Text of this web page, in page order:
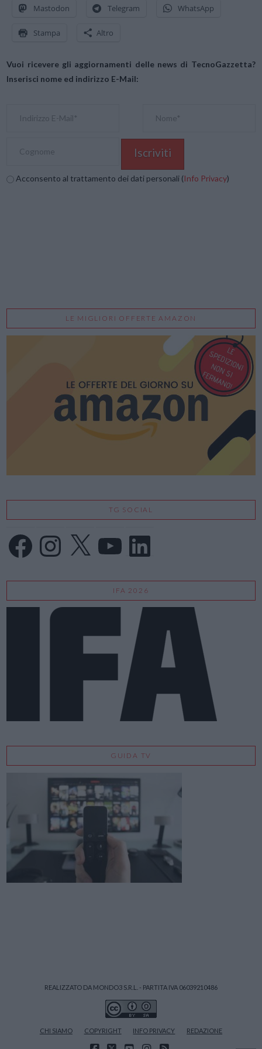
Mastodon Telegram WhatsApp
Stampa Altro
Vuoi ricevere gli aggiornamenti delle news di TecnoGazzetta?
Inserisci nome ed indirizzo E-Mail:
Acconsento al trattamento dei dati personali (Info Privacy)
LE MIGLIORI OFFERTE AMAZON
TG SOCIAL
FacebookInstagram
X LinkedIn
IFA 2026
GUIDA TV
REALIZZATO DA MONDO3 S.R.L. - PARTITA IVA 06039210486
CHI SIAMO COPYRIGHT INFO PRIVACY REDAZIONE